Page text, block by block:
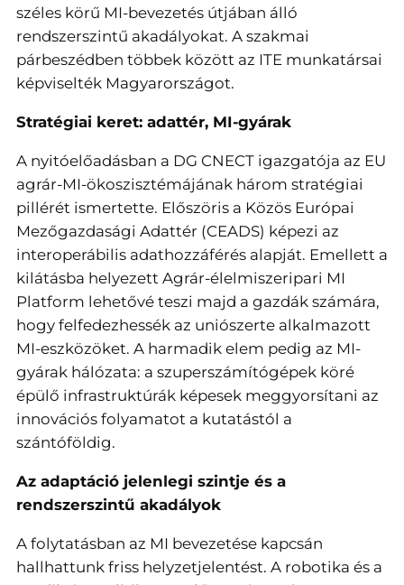
széles körű MI-bevezetés útjában álló
rendszerszintű akadályokat. A szakmai
párbeszédben többek között az ITE munkatársai
képviselték Magyarországot.
Stratégiai keret: adattér, MI-gyárak
A nyitóelőadásban a DG CNECT igazgatója az EU
agrár-MI-ökoszisztémájának három stratégiai
pillérét ismertette. Előszöris a Közös Európai
Mezőgazdasági Adattér (CEADS) képezi az
interoperábilis adathozzáférés alapját. Emellett a
kilátásba helyezett Agrár-élelmiszeripari MI
Platform lehetővé teszi majd a gazdák számára,
hogy felfedezhessék az uniószerte alkalmazott
MI-eszközöket. A harmadik elem pedig az MI-
gyárak hálózata: a szuperszámítógépek köré
épülő infrastruktúrák képesek meggyorsítani az
innovációs folyamatot a kutatástól a
szántóföldig.
Az adaptáció jelenlegi szintje és a
rendszerszintű akadályok
A folytatásban az MI bevezetése kapcsán
hallhattunk friss helyzetjelentést. A robotika és a